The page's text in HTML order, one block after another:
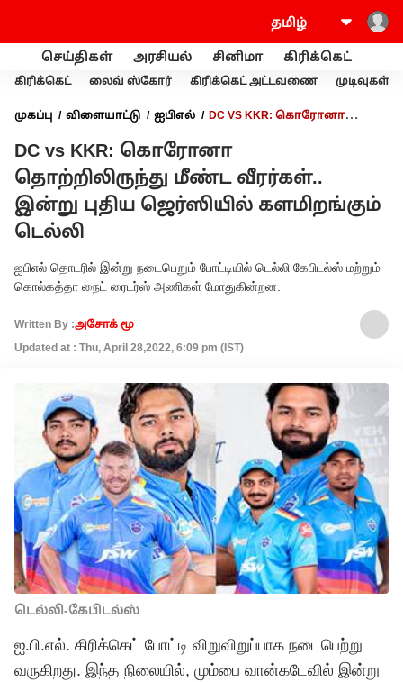
செய்திகள் அரசியல் சினிமா கிரிக்கெட்
கிரிக்கெட் லைவ் ஸ்கோர் கிரிக்கெட் அட்டவணை முடிவுகள்
முகப்பு விளையாட்டு ஐபிஎல்
DC VS KKR: கொரோனா
களமிறங்கும் டெல்லி
DC vs KKR: கொரோனா
தொற்றிலிருந்து மீண்ட வீரர்கள்..
இன்று புதிய ஜெர்ஸியில் களமிறங்கும்
டெல்லி
ஐபிஎல் தொடரில் இன்று நடைபெறும் போட்டியில் டெல்லி கேபிடல்ஸ் மற்றும்
கொல்கத்தா நைட் ரைடர்ஸ் அணிகள் மோதுகின்றன.
Written By :அசோக் மூ
Updated at : Thu, April 28,2022, 6:09 pm (IST)
டெல்லி-கேபிடல்ஸ்
ஐ.பி.எல். கிரிக்கெட் போட்டி விறுவிறுப்பாக நடைபெற்று
வருகிறது. இந்த நிலையில், மும்பை வான்கடேவில் இன்று